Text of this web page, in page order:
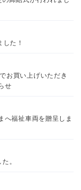
た！
お買い上げいただき
せ
へ福祉車両を贈呈しま
。